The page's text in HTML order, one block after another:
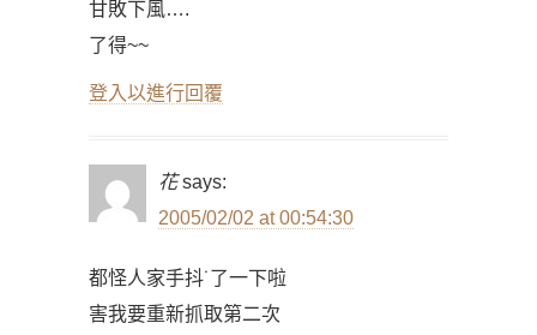
甘敗下風….
了得~~
登入以進行回覆
花 says:
2005/02/02 at 00:54:30
都怪人家手抖˙了一下啦
害我要重新抓取第二次